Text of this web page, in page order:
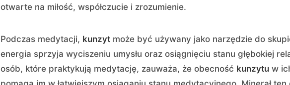
otwarte na miłość, współczucie i zrozumienie.
Podczas medytacji, kunzyt może być używany jako narzędzie do
energia sprzyja wyciszeniu umysłu oraz osiągnięciu stanu głębokiej
osób, które praktykują medytację, zauważa, że obecność kunzytu w